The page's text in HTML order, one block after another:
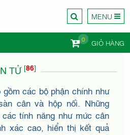
MENU
GIỎ HÀNG
0
TY
TỬ [86]
các bộ phận chính như
cân và hộp nối. Những
tính năng như mức cân
xác cao, hiển thị kết quả